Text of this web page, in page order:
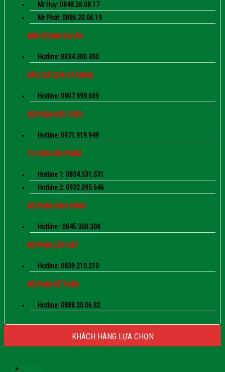
Mr Huy: 0848.26.08.17
Mr Phát: 0886.20.06.19
KINH DOANH DỰ ÁN
Hotline: 0834.300.300
BÁO GIÁ QUA ĐT/EMAIL
Hotline: 0907.999.609
BỘ PHẬN ĐẤU THẦU
Hotline: 0971.919.949
TƯ VẤN SẢN PHẨM
Hotline 1: 0834.531.531
Hotline 2: 0932.095.646
BỘ PHẬN GIAO HÀNG
Hotline : 0845.308.308
BỘ PHẬN LẮP ĐẶT
Hotline: 0839.210.210
BỘ PHẬN KẾ TOÁN
Hotline: 0888.30.06.82
KHÁCH HÀNG LỰA CHỌN